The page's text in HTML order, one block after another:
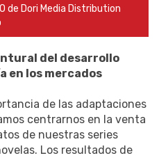
de Dori Media Distribution
del desarrollo
en los mercados
de las adaptaciones
centrarnos en la venta
de nuestras series
Los resultados de